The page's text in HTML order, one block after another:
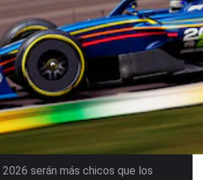
serán más chicos que los